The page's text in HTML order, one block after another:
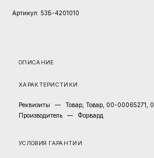
Артикул: 53Б-4201010
ОПИСАНИЕ
ХАРАКТЕРИСТИКИ
Реквизиты —
Товар, Товар, 00-00065271, 0
Производитель
— Форвард
УСЛОВИЯ ГАРАНТИИ